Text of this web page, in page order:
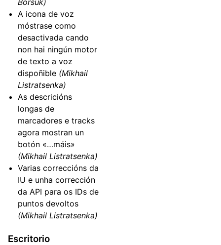
A icona de voz
móstrase como
desactivada cando
non hai ningún motor
de texto a voz
dispoñible (Mikhail
Listratsenka)
As descricións
longas de
marcadores e tracks
agora mostran un
botón «…máis»
(Mikhail Listratsenka)
Varias correccións da
IU e unha corrección
da API para os IDs de
puntos devoltos
(Mikhail Listratsenka)
Escritorio